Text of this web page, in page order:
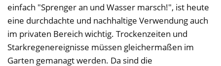
einfach "Sprenger an und Wasser marsch!", ist heute
eine durchdachte und nachhaltige Verwendung auch
im privaten Bereich wichtig. Trockenzeiten und
Starkregenereignisse müssen gleichermaßen im
Garten gemanagt werden. Da sind die